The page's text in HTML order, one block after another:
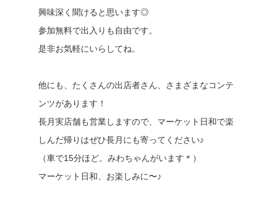
興味深く聞けると思います◎
参加無料で出入りも自由です。
是非お気軽にいらしてね。
他にも、たくさんの出店者さん、さまざまなコンテ
ンツがあります！
長月実店舗も営業しますので、マーケット日和で楽
しんだ帰りはぜひ長月にも寄ってください♪
（車で15分ほど。みわちゃんがいます＊）
マーケット日和、お楽しみに〜♪